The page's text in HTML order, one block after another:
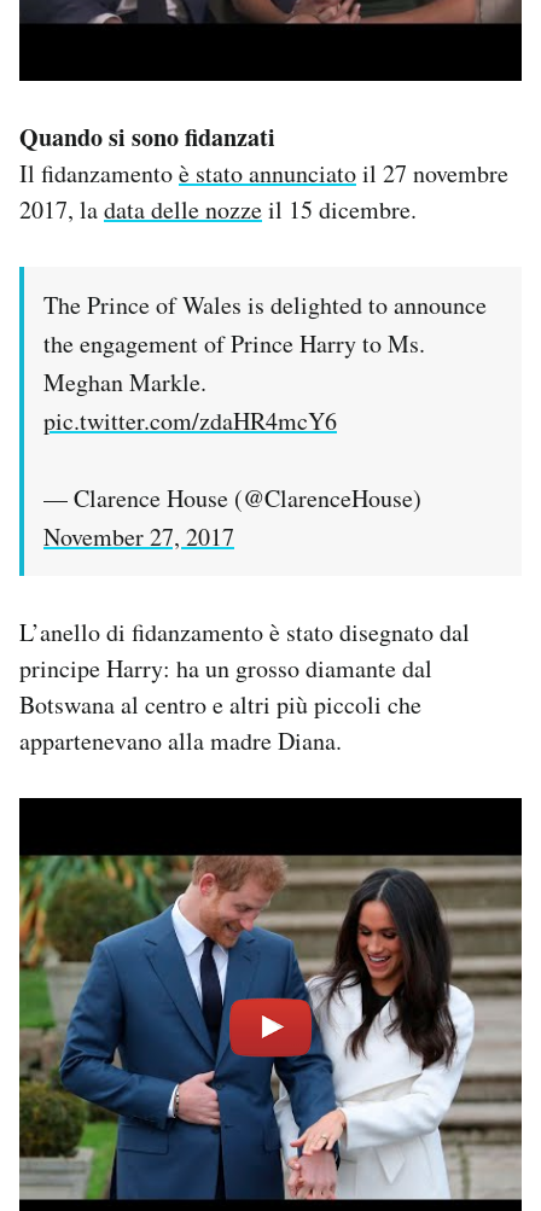
Quando si sono fidanzati
Il fidanzamentoè stato annunciatoil 27 novembre
2017, ladata delle nozzeil 15 dicembre.
The Prince of Wales is delighted to announce
the engagement of Prince Harry to Ms.
Meghan Markle.
pic.twitter.com/zdaHR4mcY6
— Clarence House (@ClarenceHouse)
November 27, 2017
L’anello di fidanzamento è stato disegnato dal
principe Harry: ha un grosso diamante dal
Botswana al centro e altri più piccoli che
appartenevano alla madre Diana.